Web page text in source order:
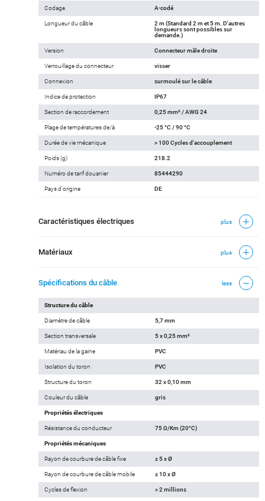
Codage A-codé
Longueur du câble
2 m (Standard 2 m et 5 m. D'autres
longueurs sont possibles sur
demande.)
Version Connecteur mâle droite
Verrouillage du connecteur visser
Connexion surmoulé sur le câble
Indice de protection IP67
Section de raccordement 0,25 mm² / AWG 24
Plage de températures de/à -25 °C / 90 °C
Durée de vie mécanique > 100 Cycles d'accouplement
Poids (g) 218.2
Numéro de tarif douanier 85444290
Pays d'origine DE
Caractéristiques électriques plus
Matériaux plus
Spécifications du câble less
Structure du câble
Diamètre de câble 5,7 mm
Section transversale 5 x 0,25 mm²
Matériau de la gaine PVC
Isolation du toron PVC
Structure du toron 32 x 0,10 mm
Couleur du câble gris
Propriétés électriques
Résistance du conducteur 75 Ω/Km (20°C)
Propriétés mécaniques
Rayon de courbure de câble fixe ≥ 5 x Ø
Rayon de courbure de câble mobile ≥ 10 x Ø
Cycles de flexion > 2 millions